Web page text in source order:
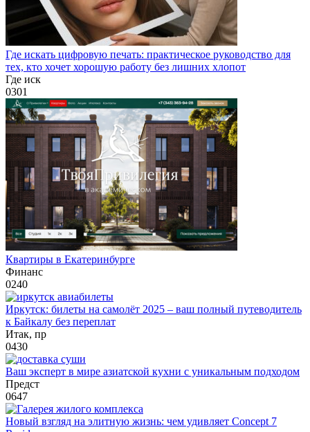
Где искать цифровую печать: практическое руководство для
тех, кто хочет хорошую работу без лишних хлопот
Где иск
0301
Квартиры в Екатеринбурге
Финанс
0240
Иркутск: билеты на самолёт 2025 – ваш полный путеводитель
к Байкалу без переплат
Итак, пр
0430
Ваш эксперт в мире азиатской кухни с уникальным подходом
Предст
0647
Новый взгляд на элитную жизнь: чем удивляет Concept 7